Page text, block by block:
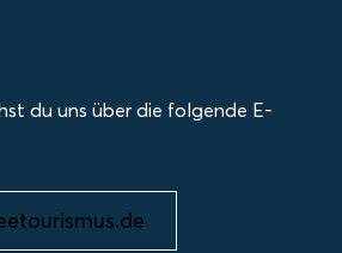
du uns über die folgende E-